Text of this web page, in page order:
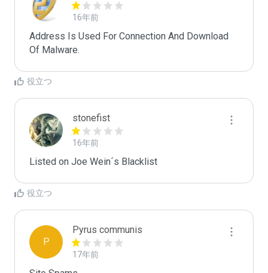
16年前
Address Is Used For Connection And Download
Of Malware.
役立つ
stonefist
16年前
Listed on Joe Wein´s Blacklist
役立つ
P
Pyrus communis
17年前